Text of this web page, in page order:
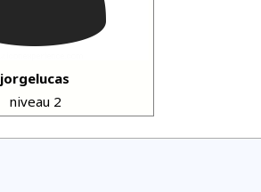
jorgelucas
niveau 2